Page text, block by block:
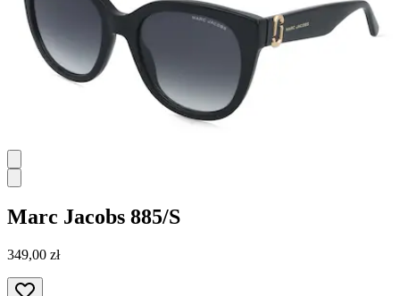
Marc Jacobs 885/S
349,00 zł